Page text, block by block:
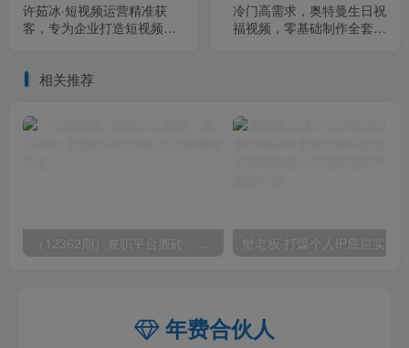
许茹冰·短视频运营精准获
客，​专为企业打造短视频自
冷门高需求，奥特曼生日祝
福视频，零基础制作全套教
相关推荐
（12362期）兼职平台搬砖，日入500+无脑操作可矩阵
年费合伙人